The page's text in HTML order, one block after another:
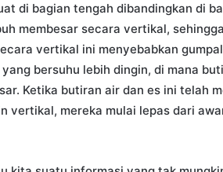
di bagian tengah dibandingkan di
membesar secara vertikal,
vertikal ini menyebabkan
bersuhu lebih dingin, di mana
Ketika butiran air dan es ini telah
vertikal, mereka mulai lepas dari